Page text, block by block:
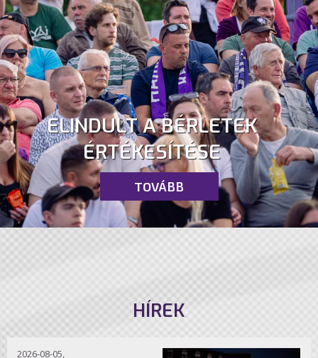
ELINDULT A BÉRLETEK
ÉRTÉKESÍTÉSE
TOVÁBB
HÍREK
2026-08-05,